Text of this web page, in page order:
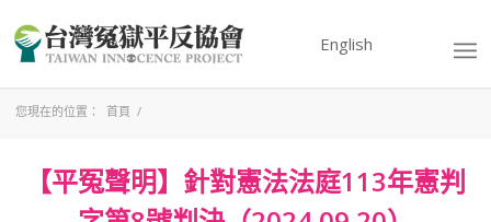
English
您現在的位置： 首頁 /
【平冤聲明】針對憲法法庭113年憲判